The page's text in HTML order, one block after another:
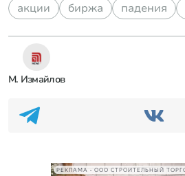
акции биржа падения
М. Измайлов